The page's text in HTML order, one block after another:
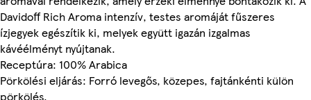
Davidoff Rich Aroma intenzív, testes aromáját fűszeres
ízjegyek egészítik ki, melyek együtt igazán izgalmas
kávéélményt nyújtanak.
Receptúra: 100% Arabica
Pörkölési eljárás: Forró levegős, közepes, fajtánkénti külön
pörkölés.